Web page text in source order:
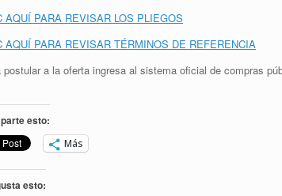
AQUÍ PARA REVISAR LOS PLIEGOS
AQUÍ PARA REVISAR TÉRMINOS DE REFERENCIA
postular a la oferta ingresa al sistema oficial de compras
esto:
Más
esto: